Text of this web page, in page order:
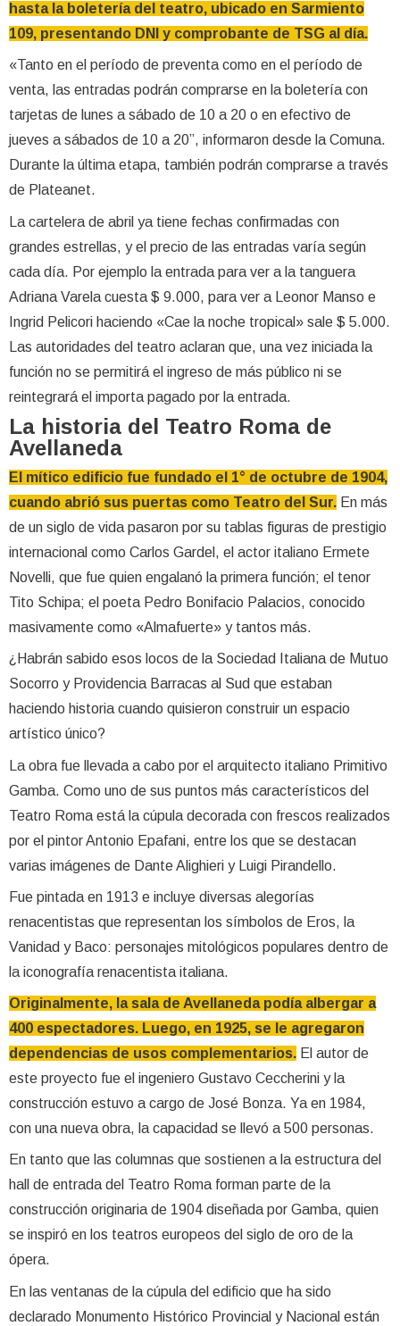
hasta la boletería del teatro, ubicado en Sarmiento
109, presentando DNI y comprobante de TSG al día.
«Tanto en el período de preventa como en el período de
venta, las entradas podrán comprarse en la boletería con
tarjetas de lunes a sábado de 10 a 20 o en efectivo de
jueves a sábados de 10 a 20”, informaron desde la Comuna.
Durante la última etapa, también podrán comprarse a través
de Plateanet.
La cartelera de abril ya tiene fechas confirmadas con
grandes estrellas, y el precio de las entradas varía según
cada día. Por ejemplo la entrada para ver a la tanguera
Adriana Varela cuesta $ 9.000, para ver a Leonor Manso e
Ingrid Pelicori haciendo «Cae la noche tropical» sale $ 5.000.
Las autoridades del teatro aclaran que, una vez iniciada la
función no se permitirá el ingreso de más público ni se
reintegrará el importa pagado por la entrada.
La historia del Teatro Roma de
Avellaneda
El mítico edificio fue fundado el 1° de octubre de 1904,
cuando abrió sus puertas como Teatro del Sur. En más
de un siglo de vida pasaron por su tablas figuras de prestigio
internacional como Carlos Gardel, el actor italiano Ermete
Novelli, que fue quien engalanó la primera función; el tenor
Tito Schipa; el poeta Pedro Bonifacio Palacios, conocido
masivamente como «Almafuerte» y tantos más.
¿Habrán sabido esos locos de la Sociedad Italiana de Mutuo
Socorro y Providencia Barracas al Sud que estaban
haciendo historia cuando quisieron construir un espacio
artístico único?
La obra fue llevada a cabo por el arquitecto italiano Primitivo
Gamba. Como uno de sus puntos más característicos del
Teatro Roma está la cúpula decorada con frescos realizados
por el pintor Antonio Epafani, entre los que se destacan
varias imágenes de Dante Alighieri y Luigi Pirandello.
Fue pintada en 1913 e incluye diversas alegorías
renacentistas que representan los símbolos de Eros, la
Vanidad y Baco: personajes mitológicos populares dentro de
la iconografía renacentista italiana.
Originalmente, la sala de Avellaneda podía albergar a
400 espectadores. Luego, en 1925, se le agregaron
dependencias de usos complementarios. El autor de
este proyecto fue el ingeniero Gustavo Ceccherini y la
construcción estuvo a cargo de José Bonza. Ya en 1984,
con una nueva obra, la capacidad se llevó a 500 personas.
En tanto que las columnas que sostienen a la estructura del
hall de entrada del Teatro Roma forman parte de la
construcción originaria de 1904 diseñada por Gamba, quien
se inspiró en los teatros europeos del siglo de oro de la
ópera.
En las ventanas de la cúpula del edificio que ha sido
declarado Monumento Histórico Provincial y Nacional están